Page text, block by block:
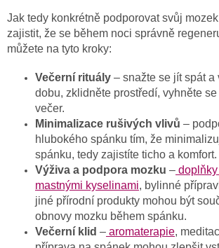
Jak tedy konkrétně podporovat svůj
zajistit, že se během noci správně
můžete na tyto kroky:
Večerní rituály – snažte se jít spát a
dobu, zklidněte prostředí, vyhněte
večer.
Minimalizace rušivých vlivů –
hlubokého spánku tím, že
spánku, tedy zajistíte ticho a komfort.
Výživa a podpora mozku –
mastnými kyselinami, bylinné
jiné přírodní produkty mohou být
obnovy mozku během spánku.
Večerní klid – aromaterapie,